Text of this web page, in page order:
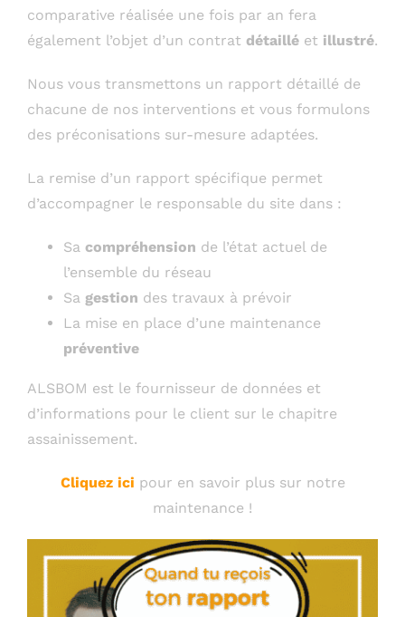
comparative réalisée une fois par an fera
également l’objet d’un contrat détaillé et illustré.
Nous vous transmettons un rapport détaillé de
chacune de nos interventions et vous formulons
des préconisations sur-mesure adaptées.
La remise d’un rapport spécifique permet
d’accompagner le responsable du site dans :
Sa compréhension de l’état actuel de
l’ensemble du réseau
Sa gestion des travaux à prévoir
La mise en place d’une maintenance
préventive
ALSBOM est le fournisseur de données et
d’informations pour le client sur le chapitre
assainissement.
Cliquez ici pour en savoir plus sur notre
maintenance !